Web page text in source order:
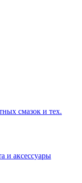
смазок и тех.
и аксессуары